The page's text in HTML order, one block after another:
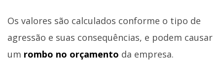
Os valores são calculados conforme o tipo de
agressão e suas consequências, e podem causar
um rombo no orçamento da empresa.